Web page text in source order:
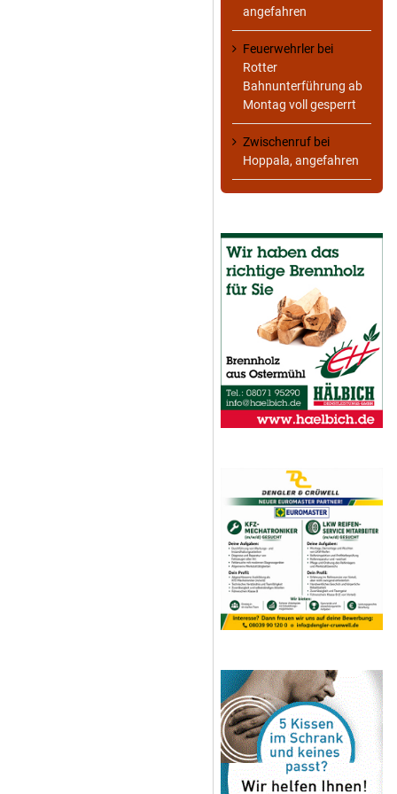
angefahren
Feuerwehrler bei
Rotter
Bahnunterführung ab
Montag voll gesperrt
Zwischenruf bei
Hoppala, angefahren